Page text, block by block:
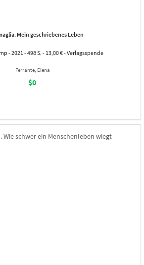
Mein geschriebenes Leben
- 2021 - 498 S. - 13,00 € - Verlagsspende
Ferrante, Elena
$0